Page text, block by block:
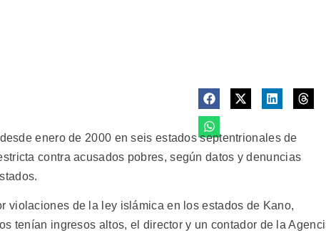
enero de 2000 en seis estados septentrionales de
contra acusados pobres, según datos y denuncias
violaciones de la ley islámica en los estados de Kano,
tenían ingresos altos, el director y un contador de la